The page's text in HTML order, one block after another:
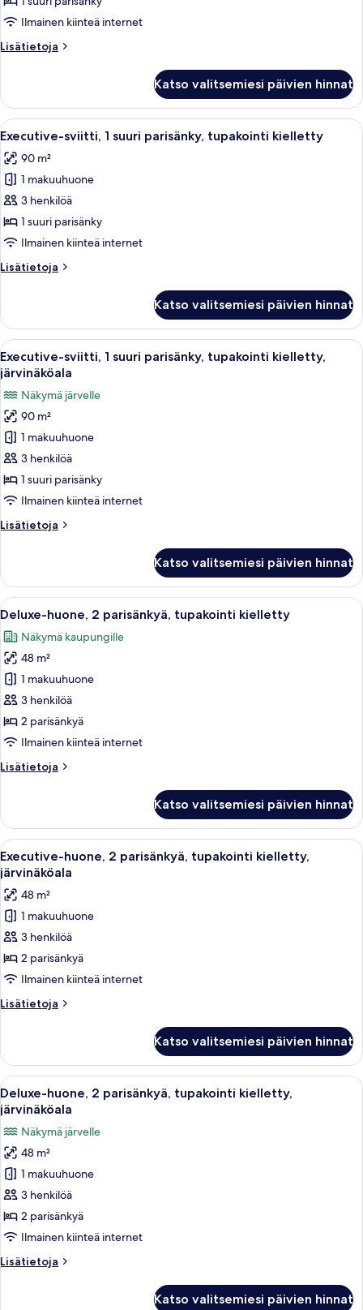
tupakointi
järvinäköala
Ilmainen kiinteä internet
Lisätietoja
Lisätietoja
1
suuri
parisänky,
kielletty,
järvinäköala
Katso valitsemiesi päivien hinnat
Avaa
kaikki
huonetyypin
Executive-
sviitti,
1
suuri
tupakointi
Moderni olohuone, jossa on sohva,
14
Executive-sviitti, 1 suuri parisänky, tupakointi kielletty
90 m²
1 makuuhuone
3 henkilöä
1 suuri parisänky
Ilmainen kiinteä internet
Lisätietoja
Lisätietoja
1
suuri
parisänky,
tupakointi
kielletty
Katso valitsemiesi päivien hinnat
Avaa
kaikki
huonetyypin
Executive-
sviitti,
suuri
parisänky,
tupakointi
järvinäköala
Moderni hotellihuone, jossa on
10
Executive-sviitti, 1 suuri parisänky, tupakointi kielletty,
järvinäköala
Näkymä järvelle
90 m²
1 makuuhuone
3 henkilöä
1 suuri parisänky
Ilmainen kiinteä internet
Lisätietoja
Lisätietoja
1
suuri
parisänky,
kielletty,
järvinäköala
Katso valitsemiesi päivien hinnat
Avaa
kaikki
huonetyypin
Deluxe-
huone,
2
parisänkyä,
tupakointi
kuvat
Moderni hotellihuone, jossa on
6
Deluxe-huone, 2 parisänkyä, tupakointi kielletty
Näkymä kaupungille
48 m²
1 makuuhuone
3 henkilöä
2 parisänkyä
Ilmainen kiinteä internet
Lisätietoja
Lisätietoja
2
parisänkyä,
tupakointi
kielletty
Katso valitsemiesi päivien hinnat
Avaa
kaikki
huonetyypin
Executive-
huone,
2
parisänkyä,
tupakointi
kielletty,
järvinäköala
Moderni hotellihuone, jossa on suuri
10
Executive-huone, 2 parisänkyä, tupakointi kielletty,
järvinäköala
48 m²
1 makuuhuone
3 henkilöä
2 parisänkyä
Ilmainen kiinteä internet
Lisätietoja
Lisätietoja
2
parisänkyä,
tupakointi
kielletty,
järvinäköala
Katso valitsemiesi päivien hinnat
Avaa
kaikki
huonetyypin
Deluxe-
huone,
2
parisänkyä,
tupakointi
kielletty,
kuvat
Moderni hotellihuone, jossa on
5
Deluxe-huone, 2 parisänkyä, tupakointi kielletty,
järvinäköala
Näkymä järvelle
48 m²
1 makuuhuone
3 henkilöä
2 parisänkyä
Ilmainen kiinteä internet
Lisätietoja
Lisätietoja
Katso valitsemiesi päivien hinnat